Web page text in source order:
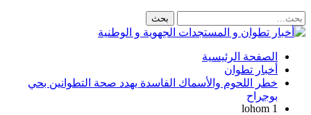
الصفحة الرئيسية
أخبار تطوان
خطر اللحوم والأسماك الفاسدة يهدد صحة التطوانين بحي
بوجراح
lohom 1